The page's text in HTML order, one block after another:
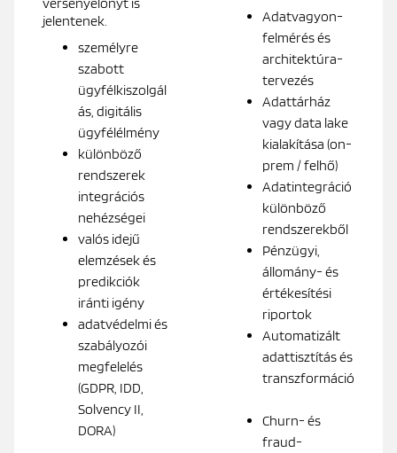
jelentenek.
személyre
szabott
ügyfélkiszolgál
ás, digitális
ügyfélélmény
különböző
rendszerek
integrációs
nehézségei
valós idejű
elemzések és
predikciók
iránti igény
adatvédelmi és
szabályozói
megfelelés
(GDPR, IDD,
Solvency II,
DORA)
Adatvagyon-
felmérés és
architektúra-
tervezés
Adattárház
vagy data lake
kialakítása (on-
prem / felhő)
Adatintegráció
különböző
rendszerekből
Pénzügyi,
állomány- és
értékesítési
riportok
Automatizált
adattisztítás és
transzformáció
Churn- és
fraud-